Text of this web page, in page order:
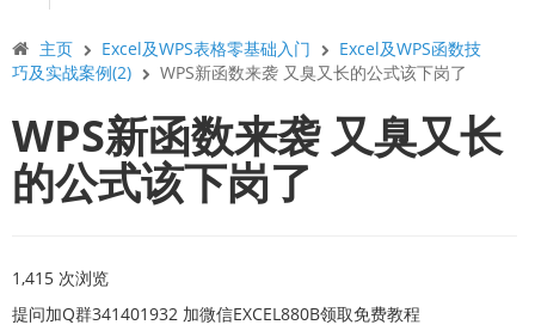
主页 Excel及WPS表格零基础入门
Excel及WPS函数技
巧及实战案例(2)
WPS新函数来袭 又臭又长的公式该下岗了
WPS新函数来袭 又臭又长
的公式该下岗了
1,415 次浏览
提问加Q群341401932 加微信EXCEL880B领取免费教程